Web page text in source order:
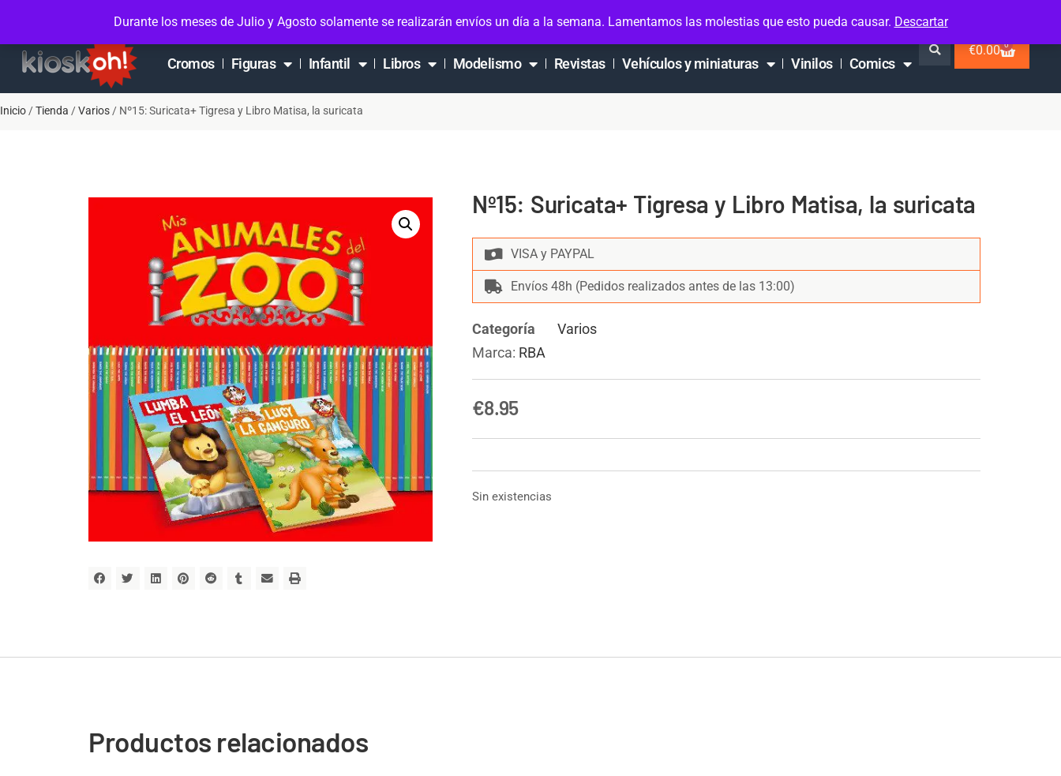
Durante los meses de Julio y Agosto solamente se realizarán envíos un día a la semana. Lamentamos las molestias que esto pueda causar. Descartar
Soporte en Whatsapp ContactoMi cuenta
Cromos Figuras Infantil Libros Modelismo Revistas Vehículos y miniaturas Vinilos Comics
€0.00 0
Inicio /Tienda /Varios / Nº15: Suricata+ Tigresa y Libro Matisa, la suricata
Nº15: Suricata+ Tigresa y Libro Matisa, la suricata
VISA y PAYPAL
Envíos 48h (Pedidos realizados antes de las 13:00)
Categoría
Varios
Marca: RBA
€8.95
Sin existencias
Productos relacionados